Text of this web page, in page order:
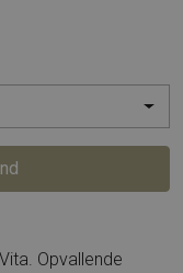
Opvallende